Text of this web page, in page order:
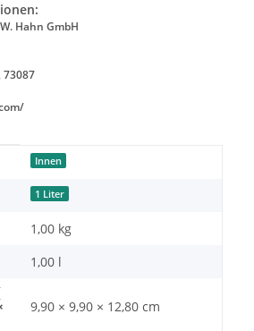
Hahn GmbH
73087
Innen
1 Liter
1,00 kg
1,00 l
9,90 × 9,90 × 12,80 cm